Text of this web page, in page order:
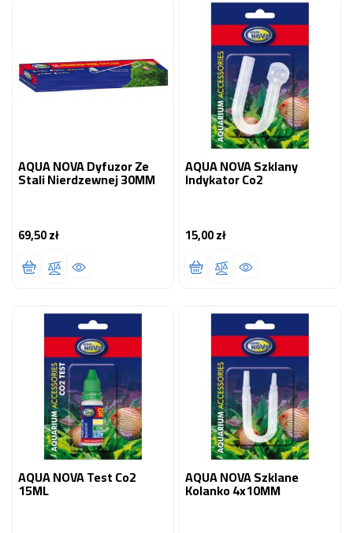
AQUA NOVA Dyfuzor Ze
Stali Nierdzewnej 30MM
69,50 złCena
AQUA NOVA Szklany
Indykator Co2
15,00 złCena
AQUA NOVA Test Co2
15ML
AQUA NOVA Szklane
Kolanko 4x10MM